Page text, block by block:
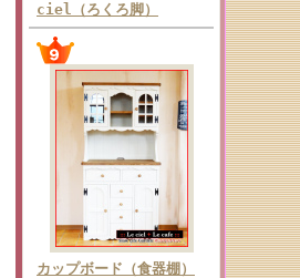
ciel（ろくろ脚）
カップボード（食器棚）